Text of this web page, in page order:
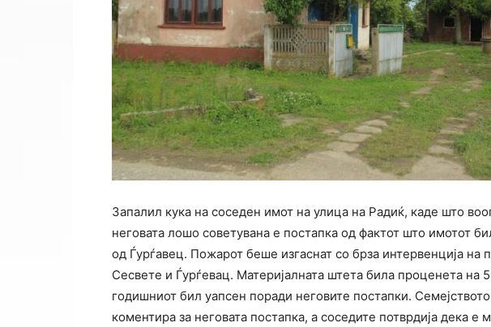
Запалил кука на соседен имот на улица на Радиќ, каде што
неговата лошо советувана е постапка од фактот што имотот
од Ѓурѓавец. Пожарот беше изгаснат со брза интервенција на
Сесвете и Ѓурѓевац. Материјалната штета била проценета на
годишниот бил уапсен поради неговите постапки.
коментира за неговата постапка, а соседите потврдија дека